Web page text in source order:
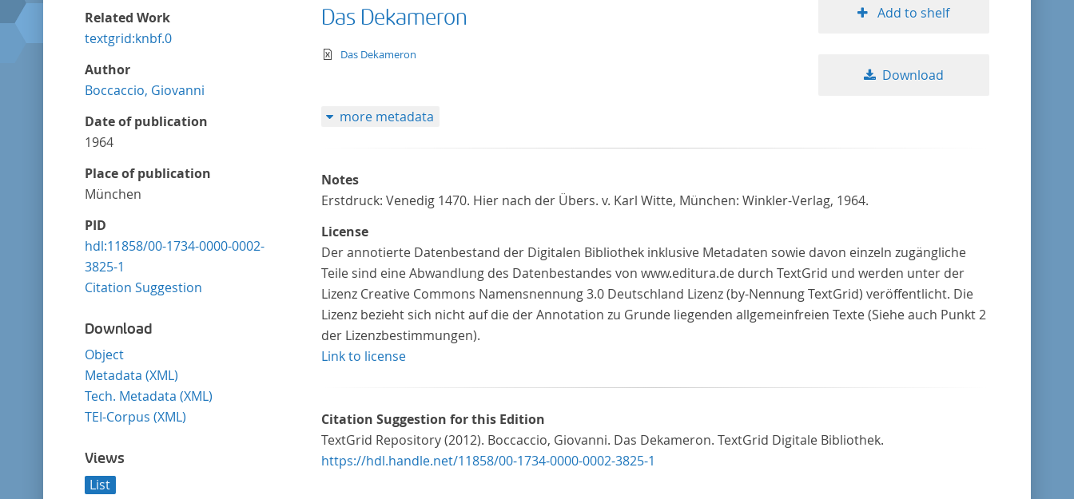
Related Work
textgrid:knbf.0
Author
Boccaccio, Giovanni
Date of publication
1964
Place of publication
München
PID
hdl:11858/00-1734-0000-0002-
3825-1
Citation Suggestion
Download
Object
Metadata (XML)
Tech. Metadata (XML)
TEI-Corpus (XML)
Views
List
Das Dekameron
text/xml
Das Dekameron
Add to shelf
Download
more metadata
Notes
Erstdruck: Venedig 1470. Hier nach der Übers. v. Karl Witte, München: Winkler-Verlag, 1964.
License
Der annotierte Datenbestand der Digitalen Bibliothek inklusive Metadaten sowie davon einzeln zugängliche
Teile sind eine Abwandlung des Datenbestandes von www.editura.de durch TextGrid und werden unter der
Lizenz Creative Commons Namensnennung 3.0 Deutschland Lizenz (by-Nennung TextGrid) veröffentlicht. Die
Lizenz bezieht sich nicht auf die der Annotation zu Grunde liegenden allgemeinfreien Texte (Siehe auch Punkt 2
der Lizenzbestimmungen).
Link to license
Citation Suggestion for this Edition
TextGrid Repository (2012). Boccaccio, Giovanni. Das Dekameron. TextGrid Digitale Bibliothek.
https://hdl.handle.net/11858/00-1734-0000-0002-3825-1